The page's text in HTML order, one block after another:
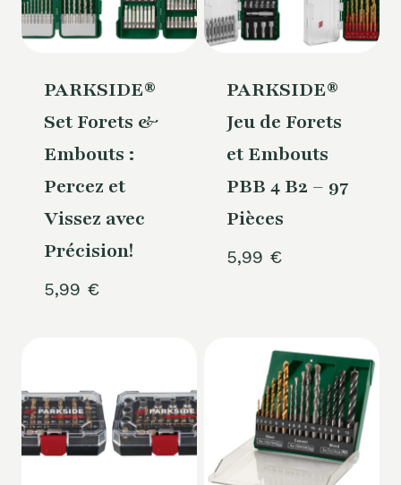
PARKSIDE®
Set Forets &
Embouts :
Percez et
Vissez avec
Précision!
5,99 €
PARKSIDE®
Jeu de Forets
et Embouts
PBB 4 B2 – 97
Pièces
5,99 €